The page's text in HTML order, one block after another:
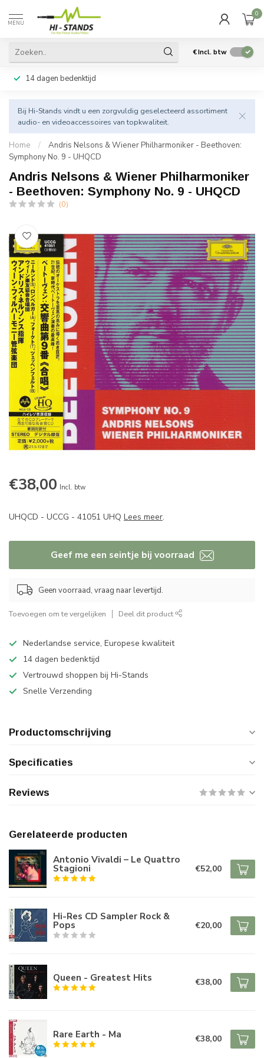
MENU
0
€Incl. btw
14 dagen bedenktijd
Bij Hi-Stands vindt u een zorgvuldig geselecteerd assortiment
audio- en videoaccessoires van topkwaliteit.
Home /
Andris Nelsons & Wiener Philharmoniker - Beethoven:
Symphony No. 9 - UHQCD
Andris Nelsons & Wiener Philharmoniker
- Beethoven: Symphony No. 9 - UHQCD
(0)
€38,00 Incl. btw
UHQCD - UCCG - 41051 UHQ Lees meer.
Geef me een seintje bij voorraad
Geen voorraad, vraag naar levertijd.
Toevoegen om te vergelijken Deel dit product
Nederlandse service, Europese kwaliteit
14 dagen bedenktijd
Vertrouwd shoppen bij Hi-Stands
Snelle Verzending
Productomschrijving
Specificaties
Reviews
Gerelateerde producten
Antonio Vivaldi – Le Quattro
Stagioni €52,00
Hi-Res CD Sampler Rock &
Pops €20,00
Queen - Greatest Hits €38,00
Rare Earth - Ma €38,00